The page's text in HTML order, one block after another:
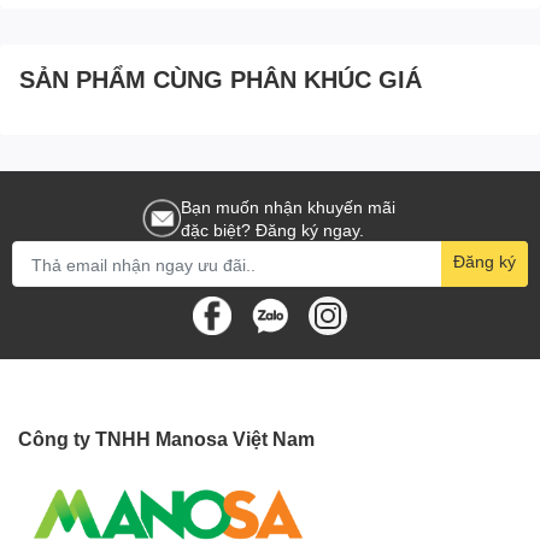
tầm quan trọng của thiết bị đối với gia đình của mình nhé.
Hình ảnh cây nước nóng lạnh hút bình HCV200
SẢN PHẨM CÙNG PHÂN KHÚC GIÁ
Bạn muốn nhận khuyến mãi
đặc biệt? Đăng ký ngay.
Đăng ký
Công ty TNHH Manosa Việt Nam